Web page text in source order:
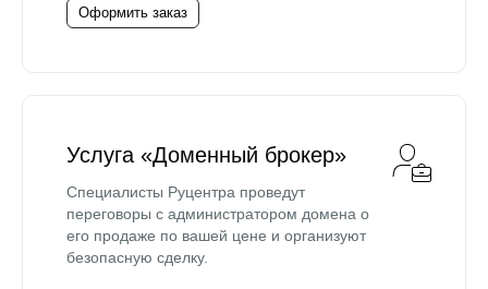
Оформить заказ
Услуга «Доменный брокер»
Специалисты Руцентра проведут
переговоры с администратором домена о
его продаже по вашей цене и организуют
безопасную сделку.